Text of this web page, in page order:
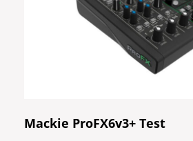
Mackie ProFX6v3+ Test